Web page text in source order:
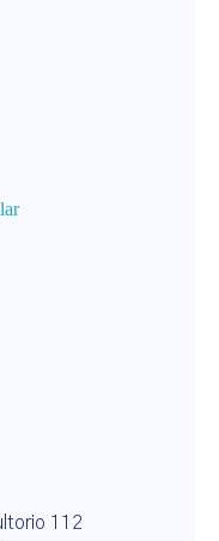
112